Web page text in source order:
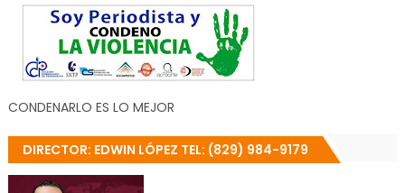
CONDENARLO ES LO MEJOR
DIRECTOR: EDWIN LÓPEZ TEL: (829) 984-9179